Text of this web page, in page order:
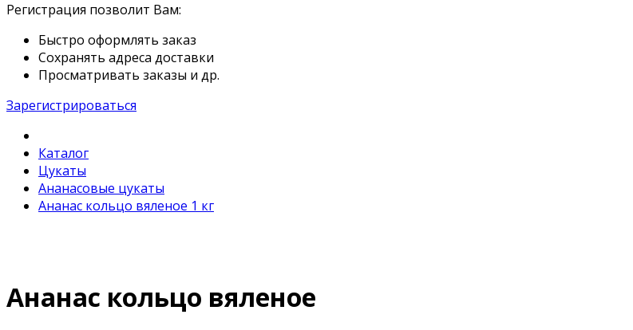
Регистрация позволит Вам:
Быстро оформлять заказ
Сохранять адреса доставки
Просматривать заказы и др.
Зарегистрироваться
Каталог
Цукаты
Ананасовые цукаты
Ананас кольцо вяленое 1 кг
Ананас кольцо вяленое